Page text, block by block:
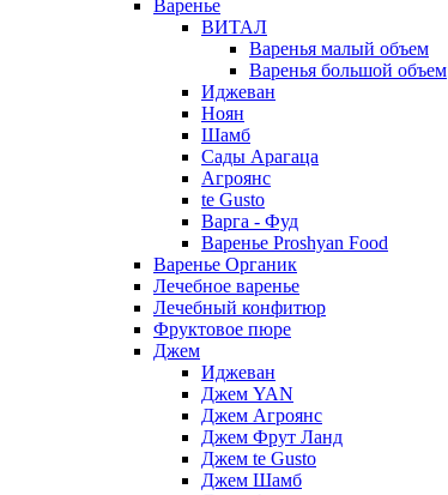
Варенье
ВИТАЛ
Варенья малый объем
Варенья большой объем
Иджеван
Ноян
Шамб
Сады Арагаца
Агроянс
te Gusto
Варга - Фуд
Варенье Proshyan Food
Варенье Органик
Лечебное варенье
Лечебный конфитюр
Фруктовое пюре
Джем
Иджеван
Джем YAN
Джем Агроянс
Джем Фрут Ланд
Джем te Gusto
Джем Шамб